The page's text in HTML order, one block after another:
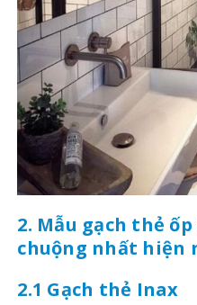
2. Mẫu gạch thẻ
chuộng nhất hiện
2.1 Gạch thẻ Inax